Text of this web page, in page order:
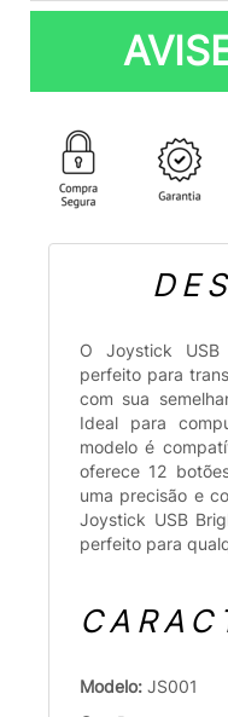
O Joystick
perfeito para
com sua
Ideal para
modelo é
oferece 12
uma precisão e
Joystick USB
perfeito para
Modelo: JS001